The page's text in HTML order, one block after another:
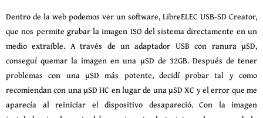
Dentro de la web podemos ver un software, LibreELEC USB-SD Creator,
que nos permite grabar la imagen ISO del sistema directamente en un
medio extraíble. A través de un adaptador USB con ranura μSD,
conseguí quemar la imagen en una μSD de 32GB. Después de tener
problemas con una μSD más potente, decidí probar tal y como
recomiendan con una μSD HC en lugar de una μSD XC y el error que me
aparecía al reiniciar el dispositivo desapareció. Con la imagen